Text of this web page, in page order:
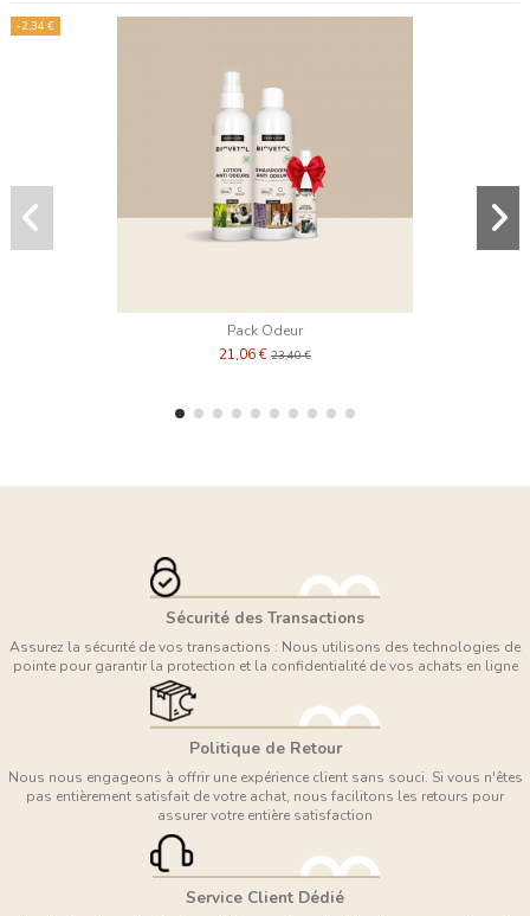
-2,34 €
Pack Odeur
21,06 € 23,40 €
Sécurité des Transactions
Assurez la sécurité de vos transactions : Nous utilisons des technologies de
pointe pour garantir la protection et la confidentialité de vos achats en ligne
Politique de Retour
Nous nous engageons à offrir une expérience client sans souci. Si vous n'êtes
pas entièrement satisfait de votre achat, nous facilitons les retours pour
assurer votre entière satisfaction
Service Client Dédié